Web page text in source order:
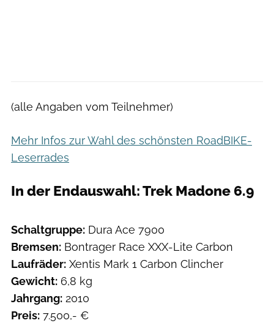
(alle Angaben vom Teilnehmer)
Mehr Infos zur Wahl des schönsten RoadBIKE-
Leserrades
In der Endauswahl: Trek Madone 6.9
Schaltgruppe: Dura Ace 7900
Bremsen: Bontrager Race XXX-Lite Carbon
Laufräder: Xentis Mark 1 Carbon Clincher
Gewicht: 6,8 kg
Jahrgang: 2010
Preis: 7.500,- €